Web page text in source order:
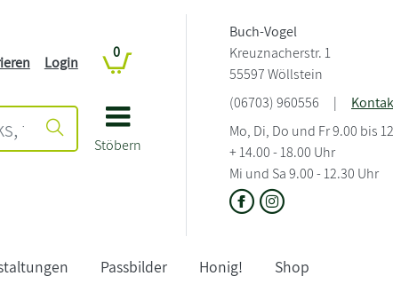
Stöbern
Login
0
Buch-Vogel
Kreuznacherstr. 1
55597 Wöllstein
(06703) 960556
|
Mo, Di, Do und Fr 9.00 bis
+ 14.00 - 18.00 Uhr
Mi und Sa 9.00 - 12.30 Uhr
Passbilder Honig! Shop